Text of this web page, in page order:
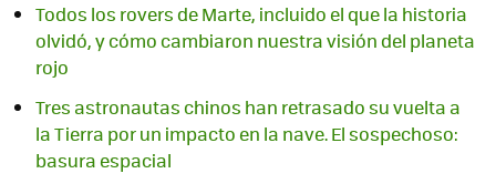
Todos los rovers de Marte, incluido el que la historia
olvidó, y cómo cambiaron nuestra visión del planeta
rojo
Tres astronautas chinos han retrasado su vuelta a
la Tierra por un impacto en la nave. El sospechoso:
basura espacial